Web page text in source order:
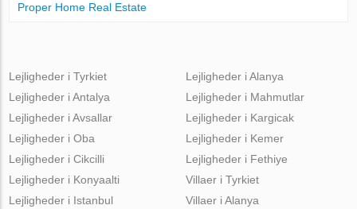
Proper Home Real Estate
Lejligheder i Tyrkiet
Lejligheder i Antalya
Lejligheder i Avsallar
Lejligheder i Oba
Lejligheder i Cikcilli
Lejligheder i Alanya
Lejligheder i Mahmutlar
Lejligheder i Kargicak
Lejligheder i Kemer
Lejligheder i Fethiye
Lejligheder i Konyaalti
Lejligheder i Istanbul
Villaer i Tyrkiet
Villaer i Alanya